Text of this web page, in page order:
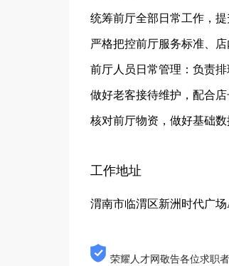
统筹前厅全部日常工作，
严格把控前厅服务标准、
前厅人员日常管理：负责
做好老客接待维护，配合
核对前厅物资，做好基础
工作地址
渭南市临渭区新洲时代广
荣耀人才网敬告各位求职